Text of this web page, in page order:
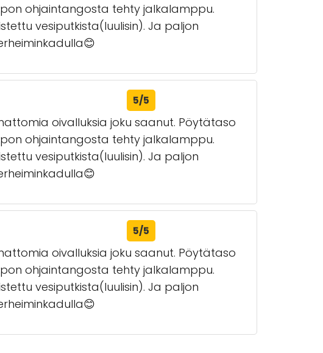
ohjaintangosta tehty jalkalamppu.
vesiputkista(luulisin). Ja paljon
5/5
oivalluksia joku saanut. Pöytätaso
ohjaintangosta tehty jalkalamppu.
vesiputkista(luulisin). Ja paljon
5/5
oivalluksia joku saanut. Pöytätaso
ohjaintangosta tehty jalkalamppu.
vesiputkista(luulisin). Ja paljon